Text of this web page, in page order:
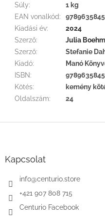
Súly:
1 kg
EAN vonalkód:
Kiadási év:
2024
Szerző:
Julia
Szerző:
Stefanie
Kiadó:
Manó
ISBN:
Kötés:
kemény
Oldalszám: 24
Kapcsolat
info@centurio.store
+421 907 808 715
Centurio Facebook